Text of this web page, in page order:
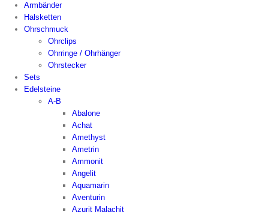
Armbänder
Halsketten
Ohrschmuck
Ohrclips
Ohrringe / Ohrhänger
Ohrstecker
Sets
Edelsteine
A-B
Abalone
Achat
Amethyst
Ametrin
Ammonit
Angelit
Aquamarin
Aventurin
Azurit Malachit